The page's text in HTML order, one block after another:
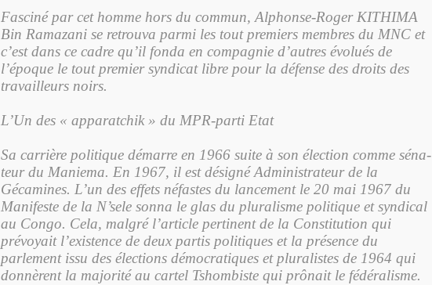
Fasciné par cet homme hors du commun, Alphonse-Roger KITHIMA
Bin Ramazani se retrouva parmi les tout premiers membres du MNC et
c’est dans ce cadre qu’il fonda en compagnie d’autres évolués de
l’époque le tout premier syndicat libre pour la défense des droits des
travailleurs noirs.
L’Un des « apparatchik » du MPR-parti Etat
Sa carrière politique démarre en 1966 suite à son élection comme séna­
teur du Maniema. En 1967, il est désigné Administra­teur de la
Gécamines. L’un des effets néfastes du lancement le 20 mai 1967 du
Manifeste de la N’sele son­na le glas du pluralisme politique et syndical
au Con­go. Cela, malgré l’article pertinent de la Constitution qui
prévoyait l’existence de deux partis politiques et la présence du
parlement issu des élections démo­cratiques et pluralistes de 1964 qui
donnèrent la ma­jorité au cartel Tshombiste qui prônait le fédéralisme.